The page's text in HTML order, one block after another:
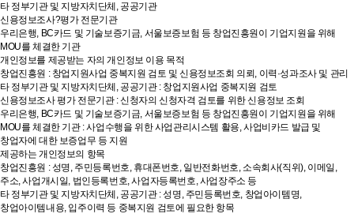
타 정부기관 및 지방자치단체, 공공기관
신용정보조사?평가 전문기관
우리은행, BC카드 및 기술보증기금, 서울보증보험 등 창업진흥원이 기업지원을 위해
MOU를 체결한 기관
개인정보를 제공받는 자의 개인정보 이용 목적
창업진흥원 : 창업지원사업 중복지원 검토 및 신용정보조회 의뢰, 이력·성과조사 및 관리
타 정부기관 및 지방자치단체, 공공기관 : 창업지원사업 중복지원 검토
신용정보조사 평가 전문기관 : 신청자의 신청자격 검토를 위한 신용정보 조회
우리은행, BC카드 및 기술보증기금, 서울보증보험 등 창업진흥원이 기업지원을 위해
MOU를 체결한 기관 : 사업수행을 위한 사업관리시스템 활용, 사업비카드 발급 및
창업자에 대한 보증업무 등 지원
제공하는 개인정보의 항목
창업진흥원 : 성명, 주민등록번호, 휴대폰번호, 일반전화번호, 소속회사(직위), 이메일,
주소, 사업개시일, 법인등록번호, 사업자등록번호, 사업장주소 등
타 정부기관 및 지방자치단체, 공공기관 : 성명, 주민등록번호, 창업아이템명,
창업아이템내용, 입주이력 등 중복지원 검토에 필요한 항목